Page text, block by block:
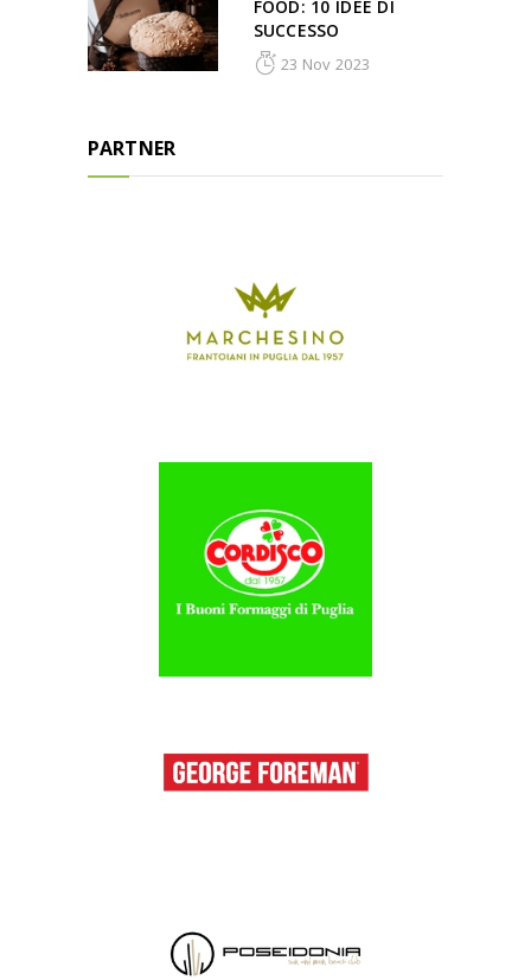
FOOD: 10 IDEE DI
SUCCESSO
23 Nov 2023
PARTNER